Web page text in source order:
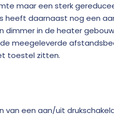
maar een sterk
heeft daarnaast nog een
dimmer in de heater
meegeleverde
toestel zitten.
van een aan/uit